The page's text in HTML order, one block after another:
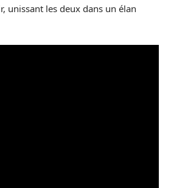
unissant les deux dans un élan